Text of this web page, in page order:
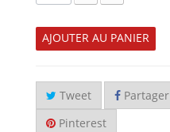
AJOUTER AU PANIER
Tweet Partager
Pinterest